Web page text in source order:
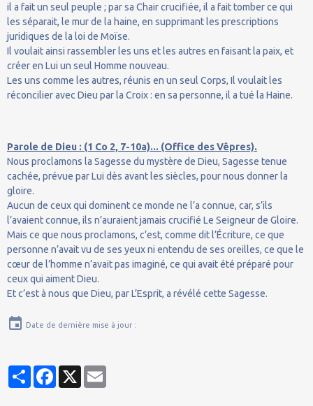
il a fait un seul peuple ; par sa Chair crucifiée, il a fait tomber ce qui
les séparait, le mur de la haine, en supprimant les prescriptions
juridiques de la loi de Moïse.
Il voulait ainsi rassembler les uns et les autres en faisant la paix, et
créer en Lui un seul Homme nouveau.
Les uns comme les autres, réunis en un seul Corps, Il voulait les
réconcilier avec Dieu par la Croix : en sa personne, il a tué la Haine.
Parole de Dieu : (1 Co 2, 7-10a)... (Office des Vêpres).
Nous proclamons la Sagesse du mystère de Dieu, Sagesse tenue
cachée, prévue par Lui dès avant les siècles, pour nous donner la
gloire.
Aucun de ceux qui dominent ce monde ne l’a connue, car, s’ils
l’avaient connue, ils n’auraient jamais crucifié Le Seigneur de Gloire.
Mais ce que nous proclamons, c’est, comme dit l’Écriture, ce que
personne n’avait vu de ses yeux ni entendu de ses oreilles, ce que le
cœur de l’homme n’avait pas imaginé, ce qui avait été préparé pour
ceux qui aiment Dieu.
Et c’est à nous que Dieu, par L’Esprit, a révélé cette Sagesse.
Date de dernière mise à jour :
PartagerFacebook
X